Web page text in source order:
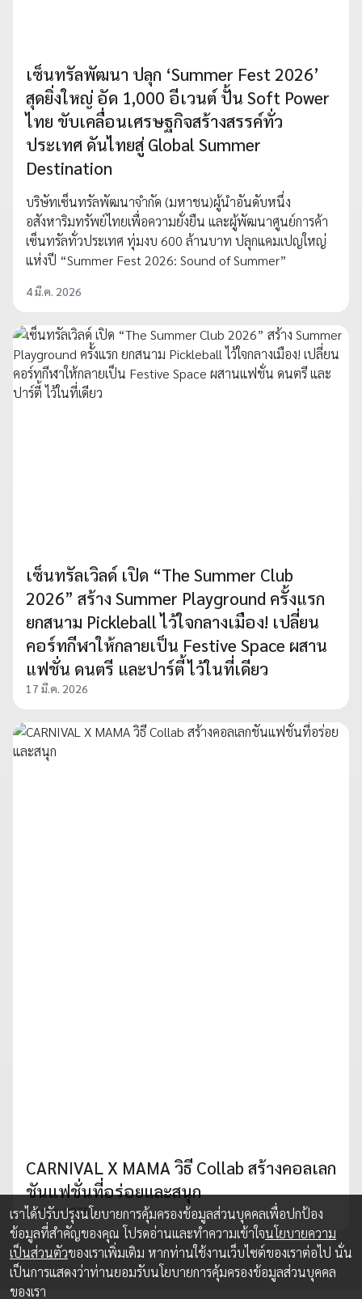
เซ็นทรัลพัฒนา ปลุก ‘Summer Fest 2026’
สุดยิ่งใหญ่ อัด 1,000 อีเวนต์ ปั้น Soft Power
ไทย ขับเคลื่อนเศรษฐกิจสร้างสรรค์ทั่ว
ประเทศ ดันไทยสู่ Global Summer
Destination
บริษัทเซ็นทรัลพัฒนาจำกัด (มหาชน)ผู้นำอันดับหนึ่ง
อสังหาริมทรัพย์ไทยเพื่อความยั่งยืน และผู้พัฒนาศูนย์การค้า
เซ็นทรัลทั่วประเทศ ทุ่มงบ 600 ล้านบาท ปลุกแคมเปญใหญ่
แห่งปี “Summer Fest 2026: Sound of Summer”
4 มี.ค. 2026
เซ็นทรัลเวิลด์ เปิด “The Summer Club
2026” สร้าง Summer Playground ครั้งแรก
ยกสนาม Pickleball ไว้ใจกลางเมือง! เปลี่ยน
คอร์ทกีฬาให้กลายเป็น Festive Space ผสาน
แฟชั่น ดนตรี และปาร์ตี้ ไว้ในที่เดียว
17 มี.ค. 2026
CARNIVAL X MAMA วิธี Collab สร้างคอลเลก
ชันแฟชั่นที่อร่อยและสนุก
12 พ.ย. 2025
เราได้ปรับปรุงนโยบายการคุ้มครองข้อมูลส่วนบุคคลเพื่อปกป้อง
ข้อมูลที่สำคัญของคุณ โปรดอ่านและทำความเข้าใจนโยบายความ
เป็นส่วนตัวของเราเพิ่มเติม หากท่านใช้งานเว็บไซต์ของเราต่อไป นั่น
เป็นการแสดงว่าท่านยอมรับนโยบายการคุ้มครองข้อมูลส่วนบุคคล
ของเรา